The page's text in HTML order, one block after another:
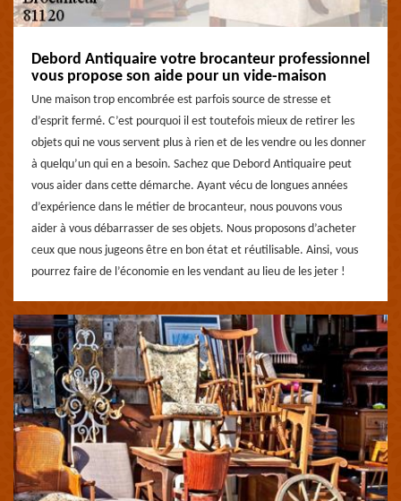
Debord Antiquaire votre brocanteur professionnel
vous propose son aide pour un vide-maison
Une maison trop encombrée est parfois source de stresse et
d’esprit fermé. C’est pourquoi il est toutefois mieux de retirer les
objets qui ne vous servent plus à rien et de les vendre ou les donner
à quelqu’un qui en a besoin. Sachez que Debord Antiquaire peut
vous aider dans cette démarche. Ayant vécu de longues années
d’expérience dans le métier de brocanteur, nous pouvons vous
aider à vous débarrasser de ses objets. Nous proposons d’acheter
ceux que nous jugeons être en bon état et réutilisable. Ainsi, vous
pourrez faire de l’économie en les vendant au lieu de les jeter !